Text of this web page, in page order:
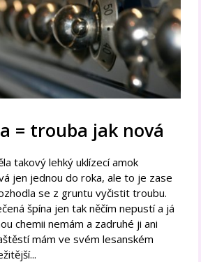
= trouba jak nová
takový lehký uklízecí amok
jen jednou do roka, ale to je zase
se z gruntu vyčistit troubu.
špína jen tak něčím nepustí a já
chemii nemám a zadruhé ji ani
mám ve svém lesanském